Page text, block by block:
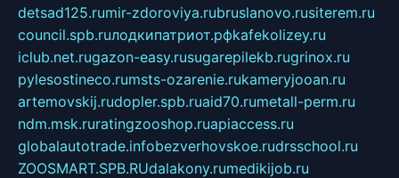
detsad125.rumir-zdoroviya.rubruslanovo.rusiterem.ru
council.spb.ruлодкипатриот.рфkafekolizey.ru
iclub.net.rugazon-easy.rusugarepilekb.rugrinox.ru
pylesostineco.rumsts-ozarenie.rukameryjooan.ru
artemovskij.rudopler.spb.ruaid70.rumetall-perm.ru
ndm.msk.ruratingzooshop.ruapiaccess.ru
globalautotrade.infobezverhovskoe.rudrsschool.ru
ZOOSMART.SPB.RUdalakony.rumedikijob.ru